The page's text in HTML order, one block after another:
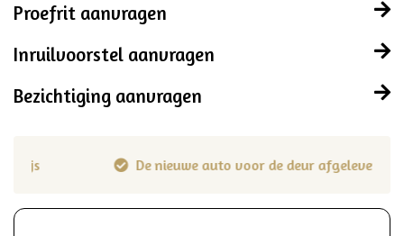
Proefrit aanvragen
Inruilvoorstel aanvragen
Bezichtiging aanvragen
De nieuwe auto voor de deur afgeleverd